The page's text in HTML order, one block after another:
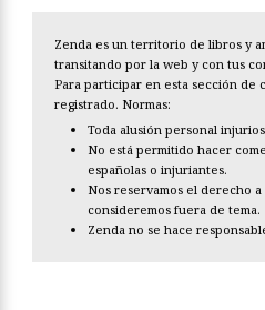
Zenda es un territorio de libros y
transitando por la web y con tus
Para participar en esta sección de
registrado. Normas:
Toda alusión personal
No está permitido hacer
españolas o injuriantes.
Nos reservamos el derecho
consideremos fuera de tema.
Zenda no se hace